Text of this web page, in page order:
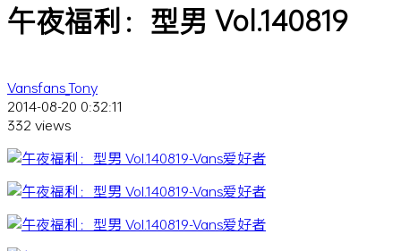
午夜福利：型男 Vol.140819
Vansfans_Tony
2014-08-20 0:32:11
332 views